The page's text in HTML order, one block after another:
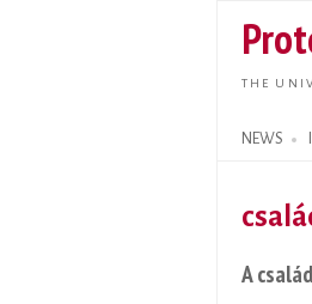
THE
NEWS
Search
A